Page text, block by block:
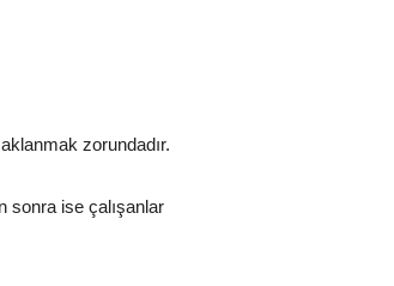
zorundadır.
sonra ise çalışanlar